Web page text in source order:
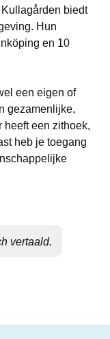
biedt
Hun
en 10
een eigen of
gezamenlijke,
een zithoek,
heb je toegang
vertaald.